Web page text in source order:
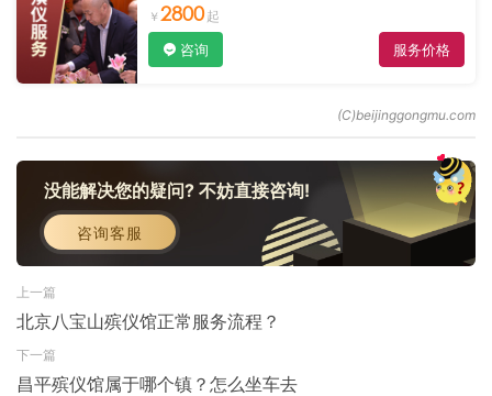
2800
咨询 服务价格
没能解决您的疑问? 不妨直接咨询!
咨询客服
上一篇
北京八宝山殡仪馆正常服务流程？
下一篇
昌平殡仪馆属于哪个镇？怎么坐车去